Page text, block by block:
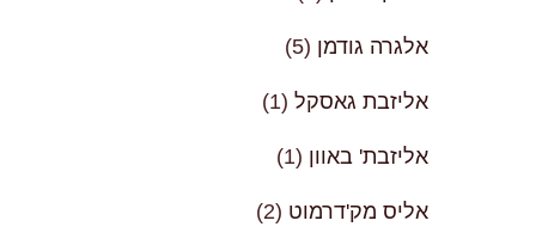
אלגרה גודמן (5)
אליזבת גאסקל (1)
אליזבת' באוון (1)
אליס מק'דרמוט (2)